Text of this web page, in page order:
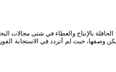
بالإنتاج والعطاء في شتى مجالات
وصفها، حيث لم أتردد في الاستجابة